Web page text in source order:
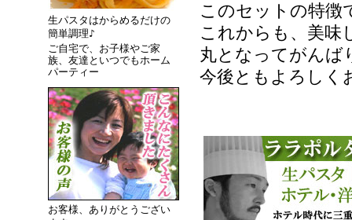
生パスタはからめるだけの
簡単調理♪
ご自宅で、お子様やご家
族、友達といつでもホーム
パーティー
お客様、ありがとうござい
このセットの特徴
これからも、美味
丸となってがんば
今後ともよろしく